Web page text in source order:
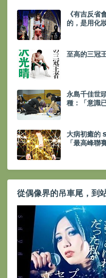
《有吉反省
的，是用化
至高的三冠
永島千佳世
種：「意識
大病初癒的
「最高峰聯
從偶像界的吊車尾，到